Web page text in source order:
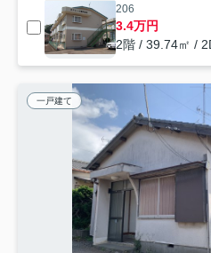
206
3.4万円
2階 / 39.74㎡ /
一戸建て